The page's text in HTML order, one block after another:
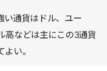
い通貨はドル、ユー
高などは主にこの3通貨
い。